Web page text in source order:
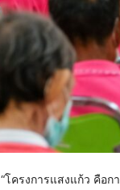
“โครงการแสงแก้ว คือ